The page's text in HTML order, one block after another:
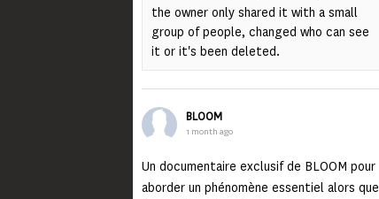
the owner only shared it with a small
group of people, changed who can see
it or it's been deleted.
BLOOM
1 month ago
Un documentaire exclusif de BLOOM pour
aborder un phénomène essentiel alors que